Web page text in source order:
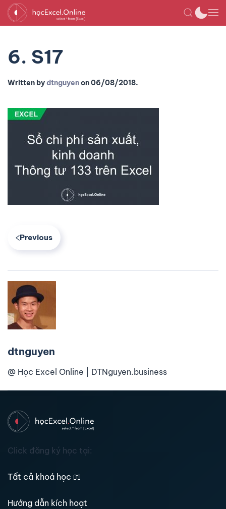
6. S17
Written bydtnguyenon06/08/2018.
Previous
dtnguyen
@ Học Excel Online | DTNguyen.business
Click đăng ký học tại:
Tất cả khoá học 📖
Hướng dẫn kích hoạt